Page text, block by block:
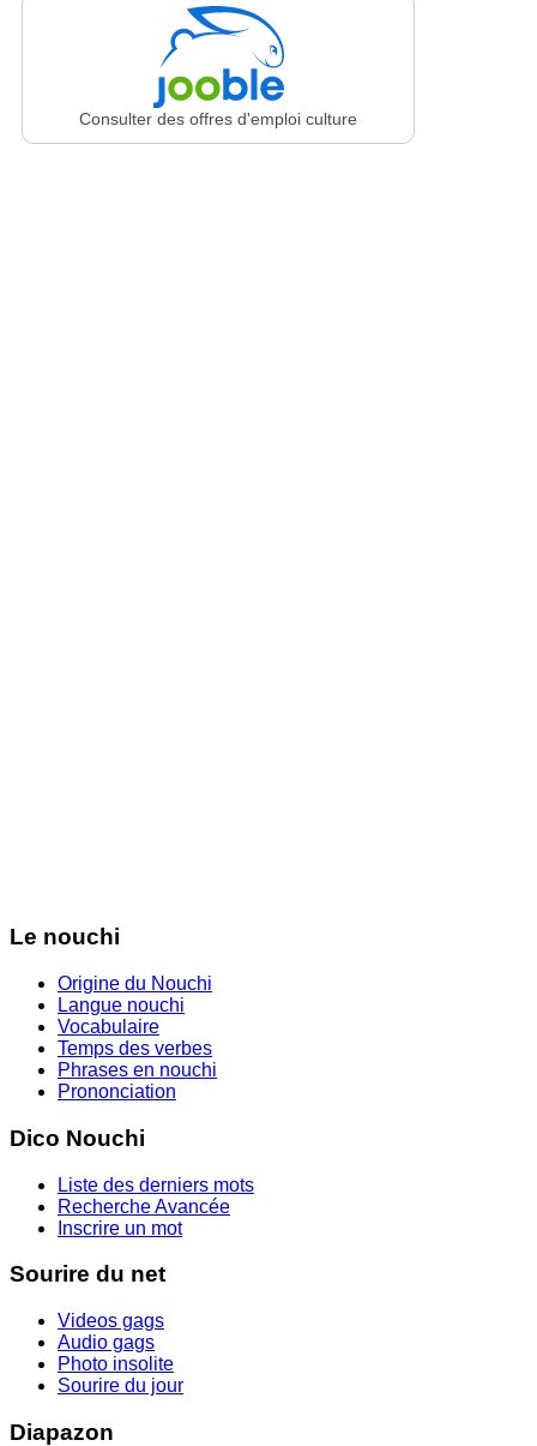
Consulter des offres d'emploi culture
Le nouchi
Origine du Nouchi
Langue nouchi
Vocabulaire
Temps des verbes
Phrases en nouchi
Prononciation
Dico Nouchi
Liste des derniers mots
Recherche Avancée
Inscrire un mot
Sourire du net
Videos gags
Audio gags
Photo insolite
Sourire du jour
Diapazon